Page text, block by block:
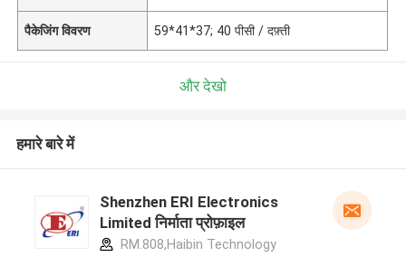
पैकेजिंग विवरण 59*41*37; 40 पीसी / दफ़्ती
और देखो
हमारे बारे में
Shenzhen ERI Electronics
Limited निर्माता प्रोफ़ाइल
RM.808,Haibin Technology